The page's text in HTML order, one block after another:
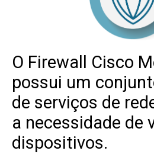
O Firewall Cisco
possui um
de serviços de
a necessidade de
dispositivos.